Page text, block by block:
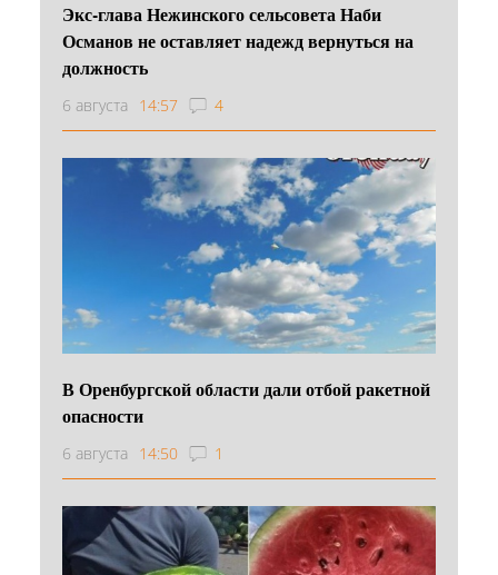
Экс-глава Нежинского сельсовета Наби
Османов не оставляет надежд вернуться на
должность
6 августа 14:57 4
В Оренбургской области дали отбой ракетной
опасности
6 августа 14:50 1